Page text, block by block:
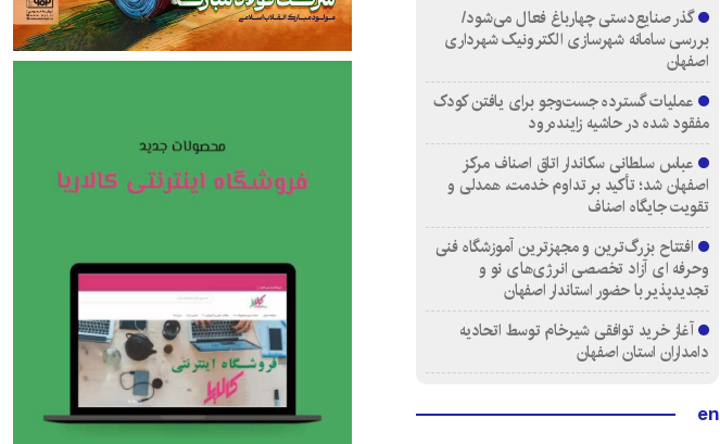
گذر صنایع‌دستی چهارباغ فعال می‌شود/
بررسی سامانه شهرسازی الکترونیک شهرداری
اصفهان
عملیات گسترده جست‌وجو برای یافتن کودک
مفقود شده در حاشیه زاینده‌رود
عباس سلطانی سکاندار اتاق اصناف مرکز
اصفهان شد؛ تأکید بر تداوم خدمت، همدلی و
تقویت جایگاه اصناف
افتتاح بزرگ‌ترین و مجهزترین آموزشگاه فنی
وحرفه ای آزاد تخصصی انرژی‌های نو و
تجدیدپذیر با حضور استاندار اصفهان
آغاز خرید توافقی شیرخام توسط اتحادیه
دامداران استان اصفهان
en